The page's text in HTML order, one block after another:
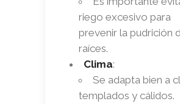
riego excesivo para
prevenir la pudrición
raíces.
Clima:
Se adapta bien a
templados y cálidos.